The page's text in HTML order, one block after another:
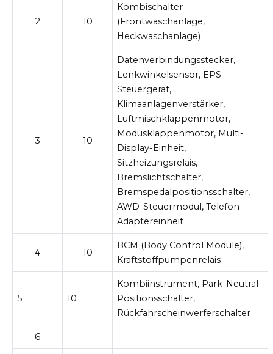
2 10
Kombischalter
(Frontwaschanlage,
Heckwaschanlage)
3 10
Datenverbindungsstecker,
Lenkwinkelsensor, EPS-
Steuergerät,
Klimaanlagenverstärker,
Luftmischklappenmotor,
Modusklappenmotor, Multi-
Display-Einheit,
Sitzheizungsrelais,
Bremslichtschalter,
Bremspedalpositionsschalter,
AWD-Steuermodul, Telefon-
Adaptereinheit
4 10
BCM (Body Control Module),
Kraftstoffpumpenrelais
5 10
Kombiinstrument, Park-Neutral-
Positionsschalter,
Rückfahrscheinwerferschalter
6 – –